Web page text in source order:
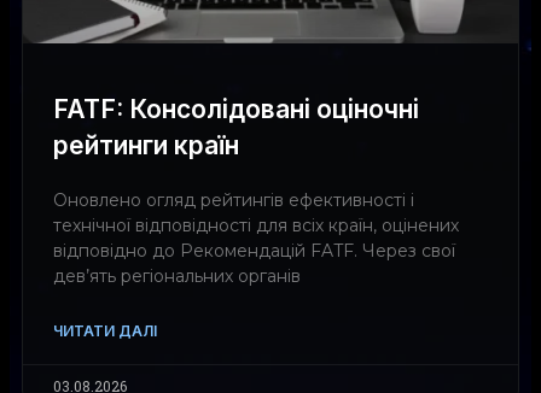
FATF: Консолідовані оціночні
рейтинги країн
Оновлено огляд рейтингів ефективності і
технічної відповідності для всіх країн, оцінених
відповідно до Рекомендацій FATF. Через свої
дев’ять регіональних органів
ЧИТАТИ ДАЛІ
03.08.2026